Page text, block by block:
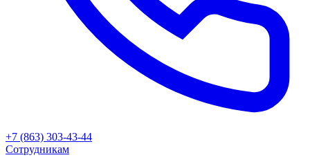
+7 (863) 303-43-44
Сотрудникам